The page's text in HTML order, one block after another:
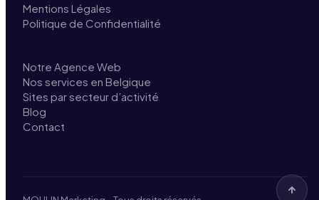
Mentions Légales
Politique de Confidentialité
Notre Agence Web
Nos services en Belgique
Sites par secteur d’activité
Blog
Contact